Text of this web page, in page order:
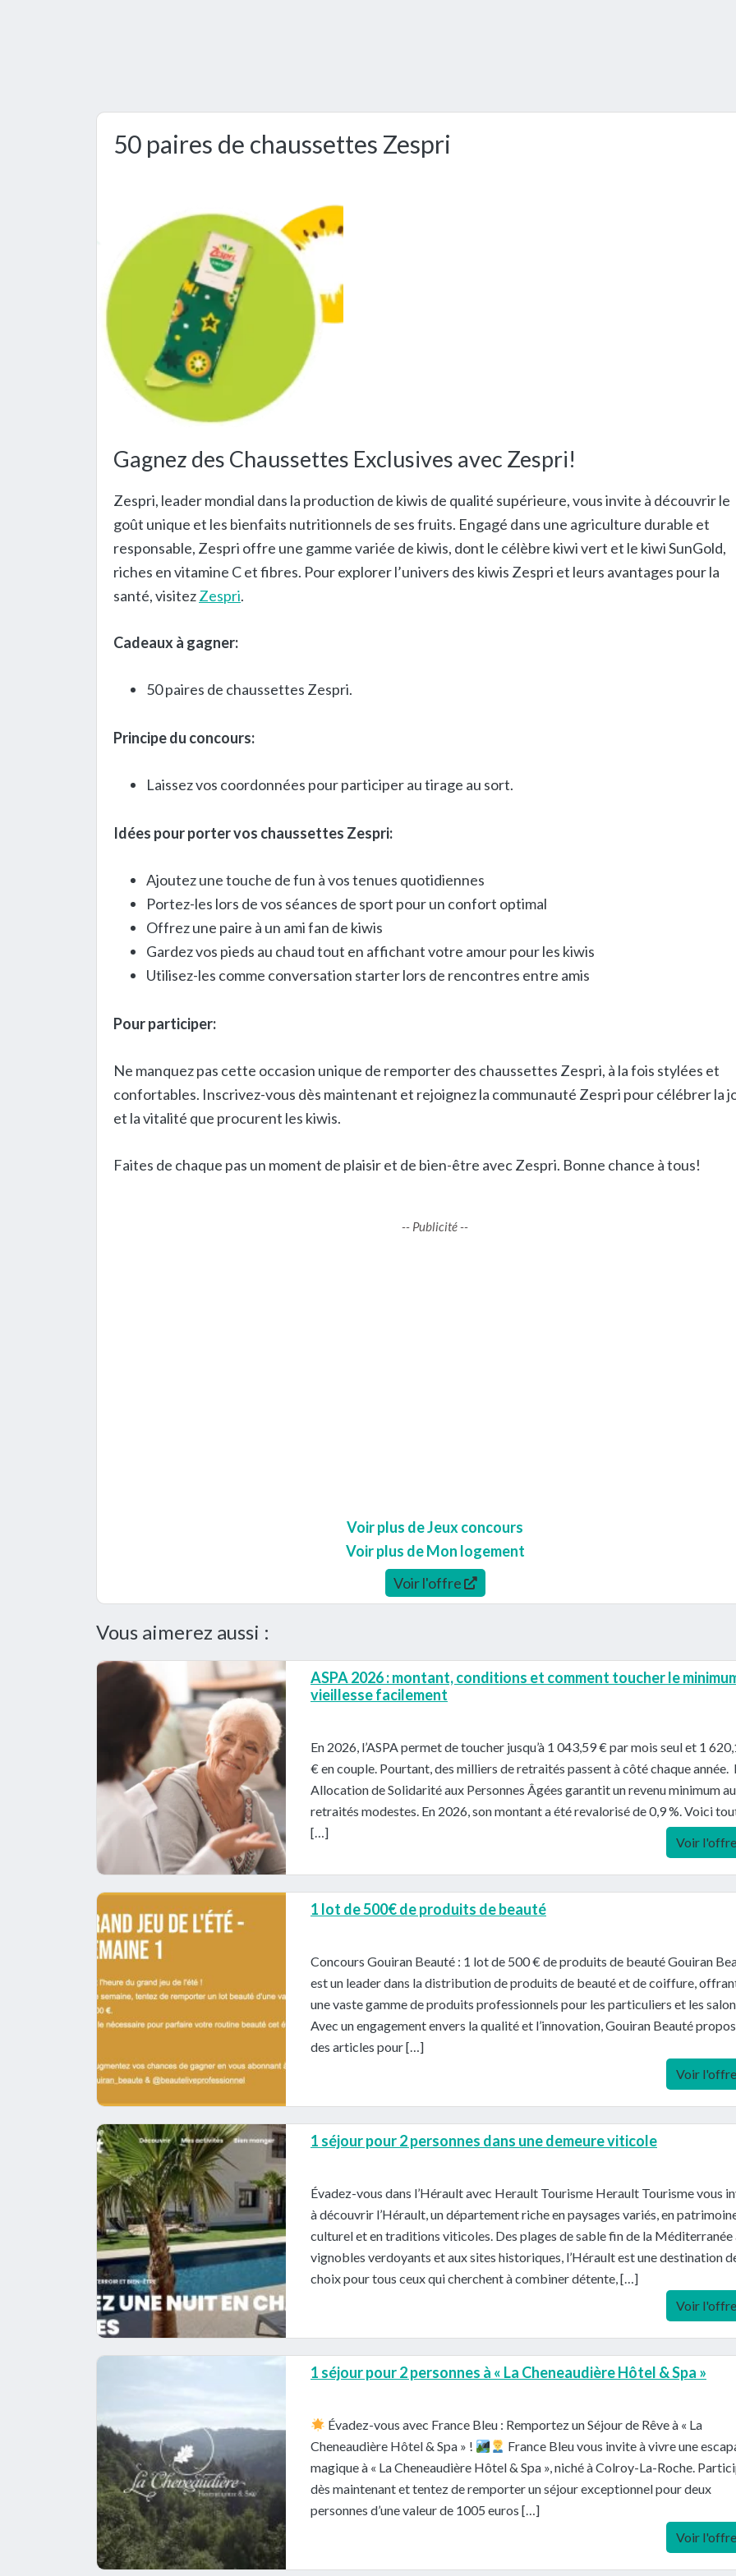
50 paires de chaussettes Zespri
Gagnez des Chaussettes Exclusives avec Zespri!
Zespri, leader mondial dans la production de kiwis de qualité supérieure, vous invite à découvrir le
goût unique et les bienfaits nutritionnels de ses fruits. Engagé dans une agriculture durable et
responsable, Zespri offre une gamme variée de kiwis, dont le célèbre kiwi vert et le kiwi SunGold,
riches en vitamine C et fibres. Pour explorer l’univers des kiwis Zespri et leurs avantages pour la
santé, visitezZespri.
Cadeaux à gagner:
50 paires de chaussettes Zespri.
Principe du concours:
Laissez vos coordonnées pour participer au tirage au sort.
Idées pour porter vos chaussettes Zespri:
Ajoutez une touche de fun à vos tenues quotidiennes
Portez-les lors de vos séances de sport pour un confort optimal
Offrez une paire à un ami fan de kiwis
Gardez vos pieds au chaud tout en affichant votre amour pour les kiwis
Utilisez-les comme conversation starter lors de rencontres entre amis
Pour participer:
Ne manquez pas cette occasion unique de remporter des chaussettes Zespri, à la fois stylées et
confortables. Inscrivez-vous dès maintenant et rejoignez la communauté Zespri pour célébrer la
et la vitalité que procurent les kiwis.
Faites de chaque pas un moment de plaisir et de bien-être avec Zespri. Bonne chance à tous!
-- Publicité --
Voir plus de Jeux concours
Voir plus de Mon logement
Voir l'offre
Vous aimerez aussi :
ASPA 2026 : montant, conditions et comment toucher le
vieillesse facilement
En 2026, l’ASPA permet de toucher jusqu’à 1 043,59 € par mois seul et 1
€ en couple. Pourtant, des milliers de retraités passent à côté chaque année.
Allocation de Solidarité aux Personnes Âgées garantit un revenu minimum
retraités modestes. En 2026, son montant a été revalorisé de 0,9 %. Voici
[…]
Voir
1 lot de 500€ de produits de beauté
Concours Gouiran Beauté : 1 lot de 500 € de produits de beauté Gouiran
est un leader dans la distribution de produits de beauté et de coiffure,
une vaste gamme de produits professionnels pour les particuliers et les
Avec un engagement envers la qualité et l’innovation, Gouiran Beauté
des articles pour […]
Voir
1 séjour pour 2 personnes dans une demeure viticole
Évadez-vous dans l’Hérault avec Herault Tourisme Herault Tourisme vous
à découvrir l’Hérault, un département riche en paysages variés, en
culturel et en traditions viticoles. Des plages de sable fin de la Méditerranée
vignobles verdoyants et aux sites historiques, l’Hérault est une destination
choix pour tous ceux qui cherchent à combiner détente, […]
Voir
1 séjour pour 2 personnes à « La Cheneaudière Hôtel & Spa »
Évadez-vous avec France Bleu : Remportez un Séjour de Rêve à « La
Cheneaudière Hôtel & Spa » !
France Bleu vous invite à vivre une
magique à « La Cheneaudière Hôtel & Spa », niché à Colroy-La-Roche.
dès maintenant et tentez de remporter un séjour exceptionnel pour deux
personnes d’une valeur de 1005 euros […]
Voir